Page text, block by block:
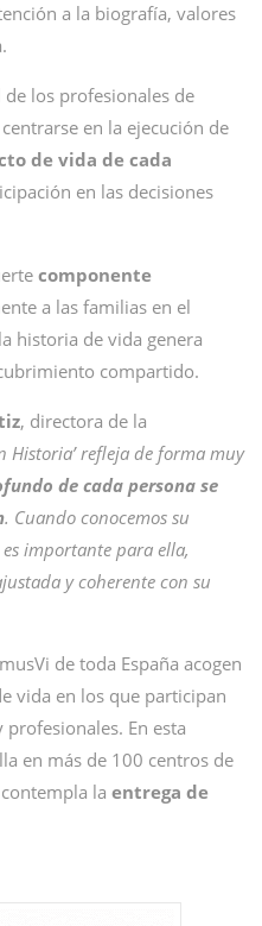
a la biografía, valores
los profesionales de
en la ejecución de
de vida de cada
en las decisiones
componente
a las familias en el
historia de vida genera
compartido.
, directora de la
Historia’ refleja de forma muy
de cada persona se
. Cuando conocemos su
importante para ella,
y coherente con su
de toda España acogen
vida en los que participan
En esta
en más de 100 centros de
la entrega de